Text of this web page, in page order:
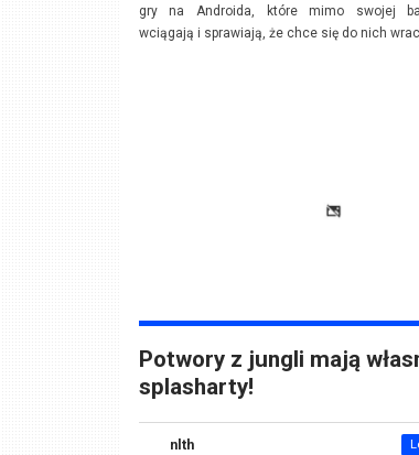
gry na Androida, które mimo swojej
wciągają i sprawiają, że chce się do nich
Potwory z jungli mają
splasharty!
nlth